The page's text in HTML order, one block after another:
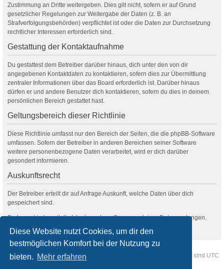
Diese Website nutzt Cookies, um dir den
bestmöglichen Komfort bei der Nutzung zu
bieten. Mehr erfahren
Zustimmung an Dritte weitergeben. Dies gilt nicht, sofern er auf Grund
gesetzlicher Regelungen zur Weitergabe der Daten (z. B. an
Strafverfolgungsbehörden) verpflichtet ist oder die Daten zur Durchsetzung
rechtlicher Interessen erforderlich sind.
Gestattung der Kontaktaufnahme
Du gestattest dem Betreiber darüber hinaus, dich unter den von dir
angegebenen Kontaktdaten zu kontaktieren, sofern dies zur Übermittlung
zentraler Informationen über das Board erforderlich ist. Darüber hinaus
dürfen er und andere Benutzer dich kontaktieren, sofern du dies in deinem
persönlichen Bereich gestattet hast.
Geltungsbereich dieser Richtlinie
Diese Richtlinie umfasst nur den Bereich der Seiten, die die phpBB-Software
umfassen. Sofern der Betreiber in anderen Bereichen seiner Software
weitere personenbezogene Daten verarbeitet, wird er dich darüber
gesondert informieren.
Auskunftsrecht
Der Betreiber erteilt dir auf Anfrage Auskunft, welche Daten über dich
gespeichert sind.
Du kannst jederzeit die Löschung bzw. Sperrung deiner Daten verlangen.
Foren-Übersicht Kontakt Alle Zeiten sind UTC